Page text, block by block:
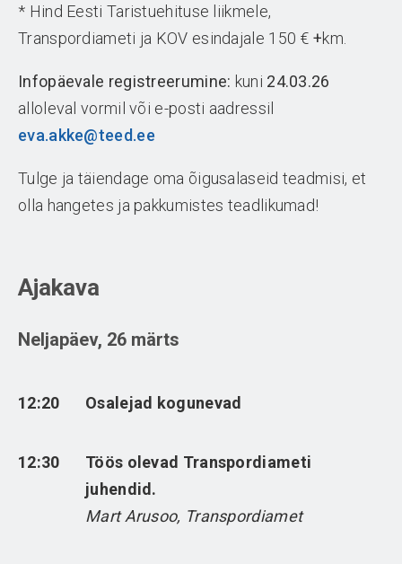
* Hind Eesti Taristuehituse liikmele,
Transpordiameti ja KOV esindajale 150 € +km.
Infopäevale registreerumine: kuni 24.03.26
alloleval vormil või e-posti aadressil
eva.akke@teed.ee
Tulge ja täiendage oma õigusalaseid teadmisi, et
olla hangetes ja pakkumistes teadlikumad!
Ajakava
Neljapäev, 26 märts
12:20 Osalejad kogunevad
12:30
Töös olevad Transpordiameti
juhendid.
Mart Arusoo, Transpordiamet